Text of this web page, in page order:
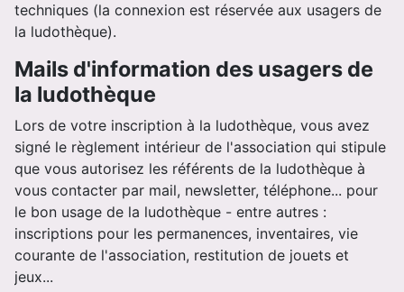
techniques (la connexion est réservée aux usagers de
la ludothèque).
Mails d'information des usagers de
la ludothèque
Lors de votre inscription à la ludothèque, vous avez
signé le règlement intérieur de l'association qui stipule
que vous autorisez les référents de la ludothèque à
vous contacter par mail, newsletter, téléphone... pour
le bon usage de la ludothèque - entre autres :
inscriptions pour les permanences, inventaires, vie
courante de l'association, restitution de jouets et
jeux...